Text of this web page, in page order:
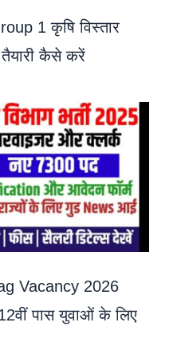
1 कृषि विस्तार
कैसे करें
Vacancy 2026
पास युवाओं के लिए